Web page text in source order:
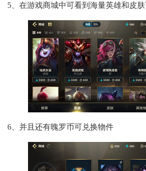
5、在游戏商城中可看到海量英雄和皮
6、并且还有魄罗币可兑换物件